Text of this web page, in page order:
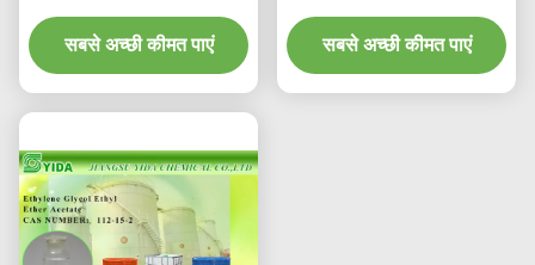
मोनोमेथिल ईथर एसीटेट कैस नं
112-15-2
सबसे अच्छी कीमत पाएं
Acetate Cas Number
112-15-2
सबसे अच्छी कीमत पाएं